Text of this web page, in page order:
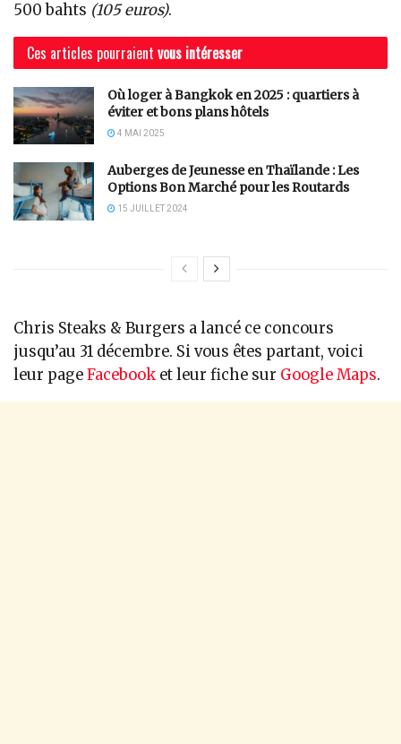
500 bahts (105 euros).
Ces articles pourraient vous intéresser
Où loger à Bangkok en 2025 : quartiers à
éviter et bons plans hôtels
4 MAI 2025
Auberges de Jeunesse en Thaïlande : Les
Options Bon Marché pour les Routards
15 JUILLET 2024
Chris Steaks & Burgers a lancé ce concours
jusqu’au 31 décembre. Si vous êtes partant, voici
leur pageFacebook et leur fiche sur Google Maps.